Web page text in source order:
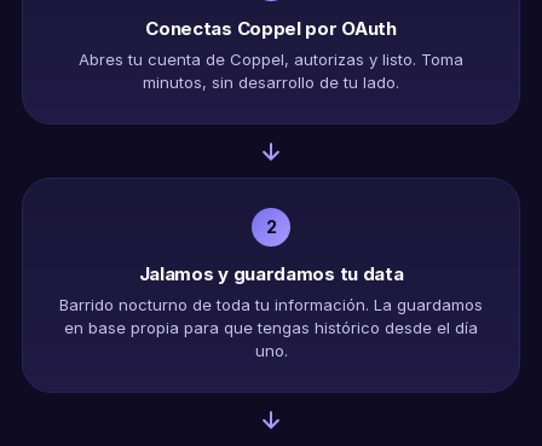
Conectas Coppel por OAuth
Abres tu cuenta de Coppel, autorizas y listo. Toma
minutos, sin desarrollo de tu lado.
2
Jalamos y guardamos tu data
Barrido nocturno de toda tu información. La guardamos
en base propia para que tengas histórico desde el día
uno.